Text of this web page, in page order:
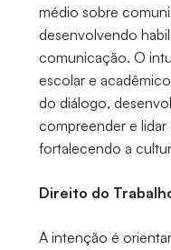
médio sobre
desenvolvendo
comunicação. O
escolar e
do diálogo,
compreender e
fortalecendo a
Direito do
A intenção é